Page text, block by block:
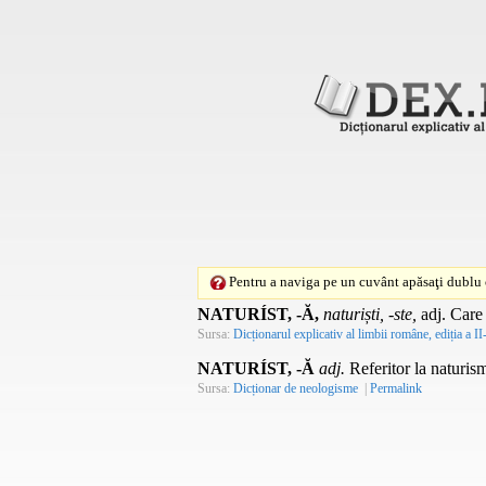
Pentru a naviga pe un cuvânt apăsaţi
NATURÍST, -Ă, naturiști, -ste, adj.
Sursa: Dicționarul explicativ al limbii române, ediția a
NATURÍST, -Ă adj. Referitor la
Sursa: Dicționar de neologisme | Permalink